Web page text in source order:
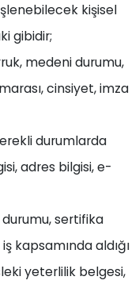
kişisel
gibidir;
medeni durumu,
cinsiyet, imza
durumlarda
adres bilgisi, e-
sertifika
kapsamında aldığı
yeterlilik belgesi,